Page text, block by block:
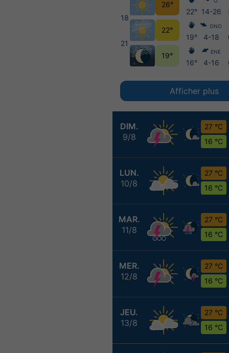
DIM.
9/8
27 °C
16 °C
LUN.
10/8
27 °C
16 °C
MAR.
11/8
27 °C
16 °C
MER.
12/8
27 °C
16 °C
JEU.
13/8
27 °C
16 °C
18
21
26°
22°
19°
22°
19°
16°
14-26
ONO
4-18
ENE
4-16
Afficher plus